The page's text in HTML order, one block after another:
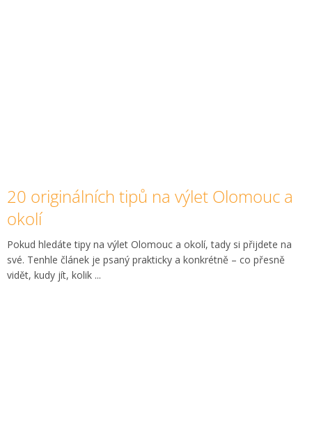
20 originálních tipů na výlet Olomouc a
okolí
Pokud hledáte tipy na výlet Olomouc a okolí, tady si přijdete na
své. Tenhle článek je psaný prakticky a konkrétně – co přesně
vidět, kudy jít, kolik ...